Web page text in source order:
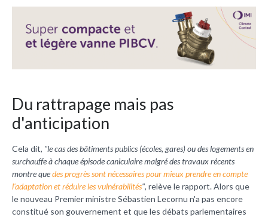
Du rattrapage mais pas
d'anticipation
Cela dit, "le cas des bâtiments publics (écoles, gares) ou des logements en
surchauffe à chaque épisode caniculaire malgré des travaux récents
montre quedes progrès sont nécessaires pour mieux prendre en compte
l'adaptation et réduire les vulnérabilités", relève le rapport. Alors que
le nouveau Premier ministre Sébastien Lecornu n'a pas encore
constitué son gouvernement et que les débats parlementaires